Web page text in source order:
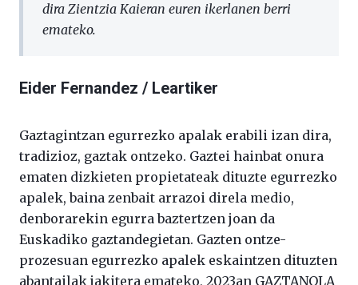
dira Zientzia Kaieran euren ikerlanen berri
emateko.
Eider Fernandez / Leartiker
Gaztagintzan egurrezko apalak erabili izan dira,
tradizioz, gaztak ontzeko. Gaztei hainbat onura
ematen dizkieten propietateak dituzte egurrezko
apalek, baina zenbait arrazoi direla medio,
denborarekin egurra baztertzen joan da
Euskadiko gaztandegietan. Gazten ontze-
prozesuan egurrezko apalek eskaintzen dituzten
abantailak jakitera emateko, 2023an GAZTANOLA